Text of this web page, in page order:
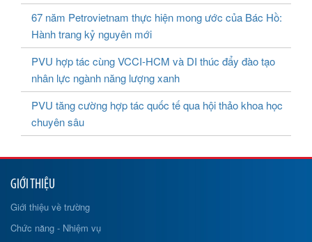
67 năm Petrovietnam thực hiện mong ước của Bác Hồ:
Hành trang kỷ nguyên mới
PVU hợp tác cùng VCCI-HCM và DI thúc đẩy đào tạo
nhân lực ngành năng lượng xanh
PVU tăng cường hợp tác quốc tế qua hội thảo khoa học
chuyên sâu
GIỚI THIỆU
Giới thiệu về trường
Chức năng - Nhiệm vụ